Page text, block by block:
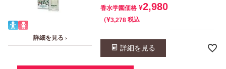
詳細を見る ›
香水学園価格 ¥2,980
¥3,278 税込
詳細を見る